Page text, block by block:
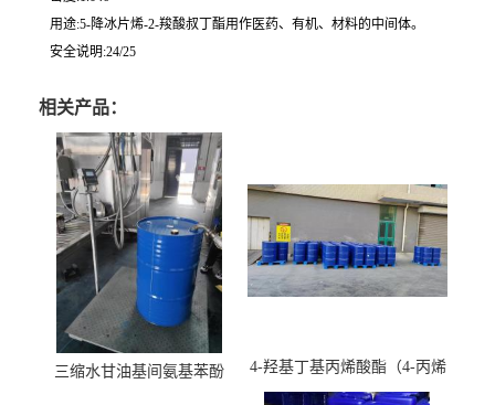
用途:5-降冰片烯-2-羧酸叔丁酯用作医药、有机、材料的中间体。
安全说明:24/25
相关产品：
三缩水甘油基间氨基苯酚
4-羟基丁基丙烯酸酯（4-丙烯
酸羟丁酯）